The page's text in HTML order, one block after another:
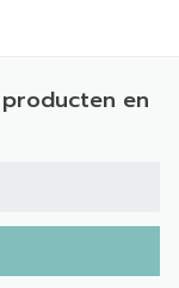
en